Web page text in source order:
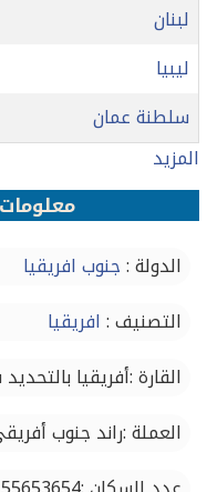
لبنان
ليبيا
سلطنة عمان
المزيد
الدولة :جنوب افريقيا
التصنيف : افريقيا
القارة :أفريقيا
العملة :راند جنوب